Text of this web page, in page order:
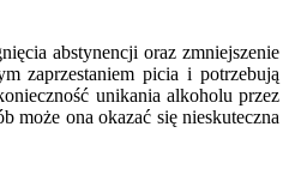
abstynencji oraz zmniejszenie
zaprzestaniem picia i potrzebują
unikania alkoholu przez
może ona okazać się nieskuteczna